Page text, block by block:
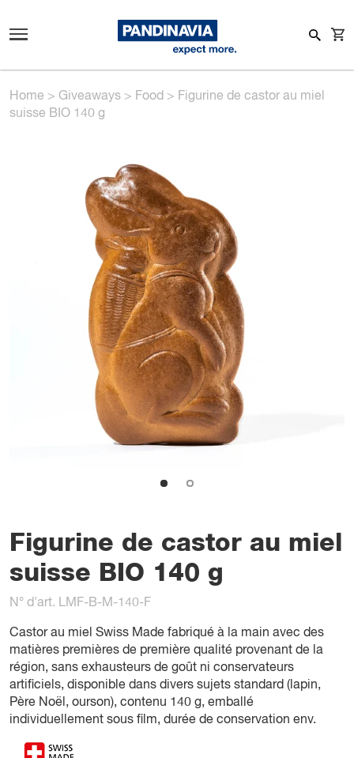
Home > Giveaways > Food > Figurine de castor au miel
suisse BIO 140 g
Figurine de castor au miel
suisse BIO 140 g
N° d'art. LMF-B-M-140-F
Castor au miel Swiss Made fabriqué à la main avec des
matières premières de première qualité provenant de la
région, sans exhausteurs de goût ni conservateurs
artificiels, disponible dans divers sujets standard (lapin,
Père Noël, ourson), contenu 140 g, emballé
individuellement sous film, durée de conservation env.